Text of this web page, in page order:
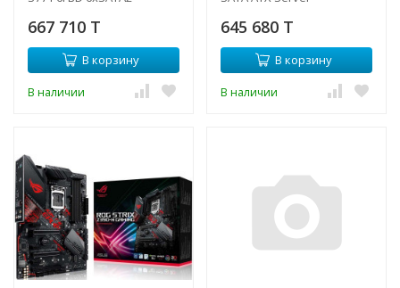
1xPCI-E x8, 3xPCI-X, 1xPCI
2xGbLAN SSI CEB-DSBV-
D(G1)(NEW)
667 710 T
В корзину
В наличии
2xLAN1000-P5M2-R(NEW)
645 680 T
В корзину
В наличии